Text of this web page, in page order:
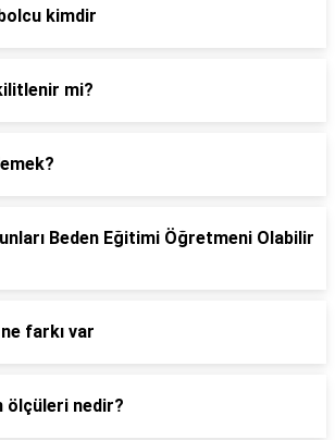
kimdir
mi?
Beden Eğitimi Öğretmeni Olabilir
farkı var
ölçüleri nedir?